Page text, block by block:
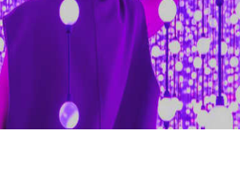
recorridos por la ciudad
conciertos
restaurantes
cine